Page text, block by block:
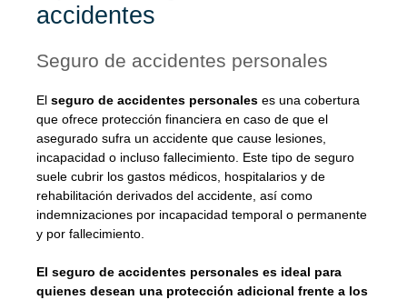
accidentes
Seguro de accidentes personales
El seguro de accidentes personales es una cobertura
que ofrece protección financiera en caso de que el
asegurado sufra un accidente que cause lesiones,
incapacidad o incluso fallecimiento. Este tipo de seguro
suele cubrir los gastos médicos, hospitalarios y de
rehabilitación derivados del accidente, así como
indemnizaciones por incapacidad temporal o permanente
y por fallecimiento.
El seguro de accidentes personales es ideal para
quienes desean una protección adicional frente a los